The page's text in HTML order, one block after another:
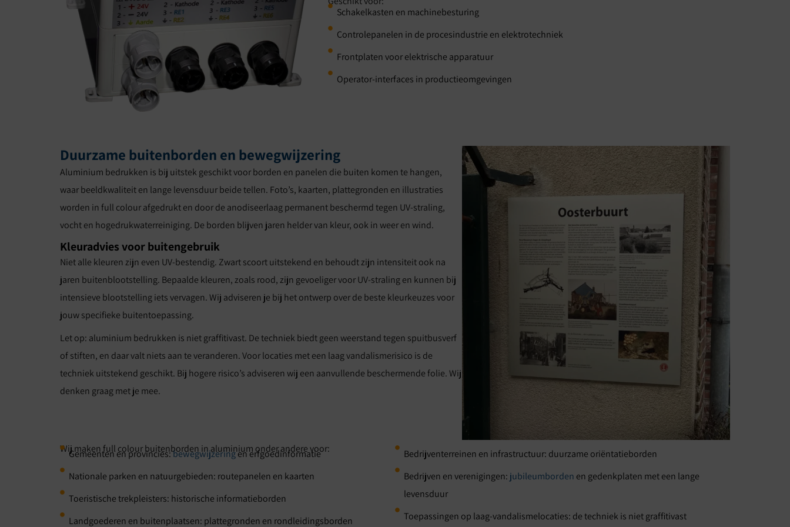
Schakelkasten en machinebesturing
Controlepanelen in de procesindustrie en elektrotechniek
Frontplaten voor elektrische apparatuur
Operator-interfaces in productieomgevingen
Duurzame buitenborden en bewegwijzering
Aluminium bedrukken is bij uitstek geschikt voor borden en panelen die buiten komen te hangen,
waar beeldkwaliteit en lange levensduur beide tellen. Foto’s, kaarten, plattegronden en illustraties
worden in full colour afgedrukt en door de anodiseerlaag permanent beschermd tegen UV-straling,
vocht en hogedrukwaterreiniging. De borden blijven jaren helder van kleur, ook in weer en wind.
Kleuradvies voor buitengebruik
Niet alle kleuren zijn even UV-bestendig. Zwart scoort uitstekend en behoudt zijn intensiteit ook na
jaren buitenblootstelling. Bepaalde kleuren, zoals rood, zijn gevoeliger voor UV-straling en kunnen bij
intensieve blootstelling iets vervagen. Wij adviseren je bij het ontwerp over de beste kleurkeuzes voor
jouw specifieke buitentoepassing.
Let op: aluminium bedrukken is niet graffitivast. De techniek biedt geen weerstand tegen spuitbusverf
of stiften, en daar valt niets aan te veranderen. Voor locaties met een laag vandalismerisico is de
techniek uitstekend geschikt. Bij hogere risico’s adviseren wij een aanvullende beschermende folie. Wij
denken graag met je mee.
Wij maken full colour buitenborden in aluminium onder andere voor:
Gemeenten en provincies:bewegwijzeringen erfgoedinformatie
Nationale parken en natuurgebieden: routepanelen en kaarten
Toeristische trekpleisters: historische informatieborden
Landgoederen en buitenplaatsen: plattegronden en rondleidingsborden
Bedrijventerreinen en infrastructuur: duurzame oriëntatieborden
Bedrijven en verenigingen: jubileumborden en gedenkplaten met een lange
levensduur
Toepassingen op laag-vandalismelocaties: de techniek is niet graffitivast